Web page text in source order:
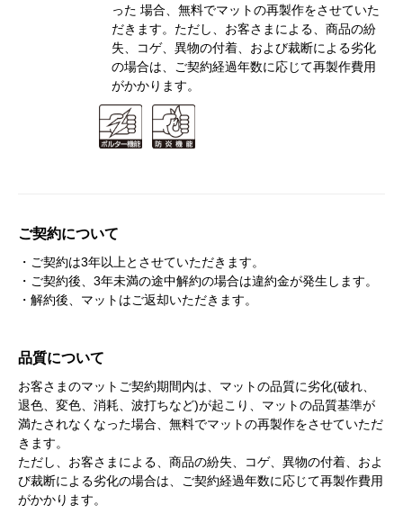
った 場合、無料でマットの再製作をさせていた
だきます。ただし、お客さまによる、商品の紛
失、コゲ、異物の付着、および裁断による劣化
の場合は、ご契約経過年数に応じて再製作費用
がかかります。
ご契約について
・ご契約は3年以上とさせていただきます。
・ご契約後、3年未満の途中解約の場合は違約金が発生します。
・解約後、マットはご返却いただきます。
品質について
お客さまのマットご契約期間内は、マットの品質に劣化(破れ、
退色、変色、消耗、波打ちなど)が起こり、マットの品質基準が
満たされなくなった場合、無料でマットの再製作をさせていただ
きます。
ただし、お客さまによる、商品の紛失、コゲ、異物の付着、およ
び裁断による劣化の場合は、ご契約経過年数に応じて再製作費用
がかかります。